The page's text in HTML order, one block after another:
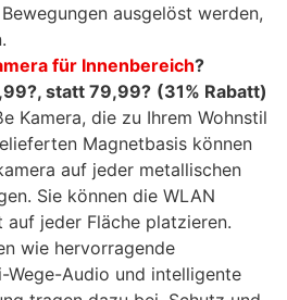
ausgelöst werden,
für Innenbereich?
?, statt 79,99? (31% Rabatt)
Kamera, die zu Ihrem Wohnstil
Magnetbasis können
auf jeder metallischen
Sie können die WLAN
auf jeder Fläche platzieren.
wie hervorragende
Wege-Audio und intelligente